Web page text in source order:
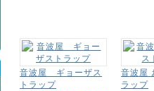
音波屋 ギョーザス
トラップ
音波屋
ラップ